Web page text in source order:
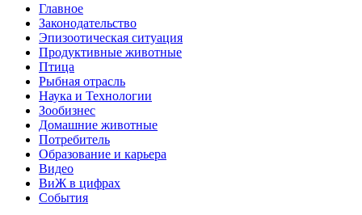
Главное
Законодательство
Эпизоотическая ситуация
Продуктивные животные
Птица
Рыбная отрасль
Наука и Технологии
Зообизнес
Домашние животные
Потребитель
Образование и карьера
Видео
ВиЖ в цифрах
События